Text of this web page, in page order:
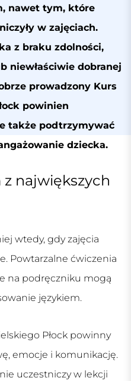
nawet tym, które
w zajęciach.
z braku zdolności,
niewłaściwie dobranej
prowadzony Kurs
powinien
także podtrzymywać
dziecka.
największych
wtedy, gdy zajęcia
Powtarzalne ćwiczenia
na podręczniku mogą
językiem.
Płock powinny
emocje i komunikację.
uczestniczy w lekcji